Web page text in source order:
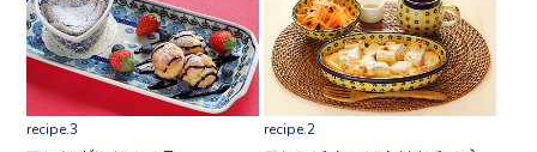
recipe.3 recipe.2